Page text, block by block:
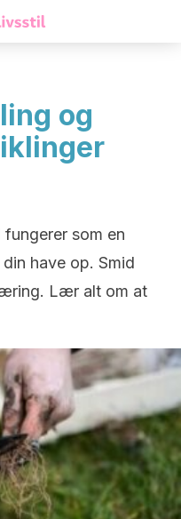
og
som en
have op. Smid
Lær alt om at